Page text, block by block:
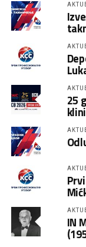
25
IN